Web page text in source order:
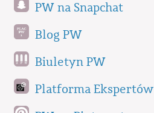
PW na Snapchat
Blog PW
Biuletyn PW
Platforma Ekspertów